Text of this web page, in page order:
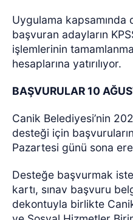
Uygulama kapsamında
başvuran adayların
işlemlerinin
hesaplarına yatırılıyor.
BAŞVURULAR 10
Canik Belediyesi’nin
desteği için
Pazartesi günü sona
Desteğe başvurmak
kartı, sınav başvuru
dekontuyla birlikte